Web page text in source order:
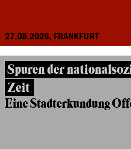
27.08.2026, FRANKFURT
Spuren der
Zeit
Eine Stadterkundung